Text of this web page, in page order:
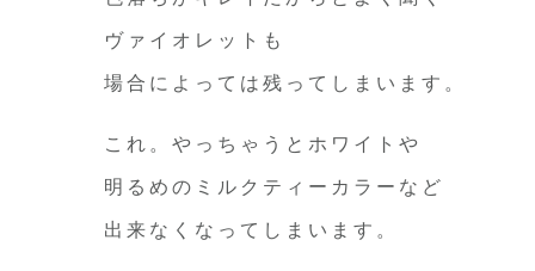
ヴァイオレットも
場合によっては残ってしまいます。
これ。やっちゃうとホワイトや
明るめのミルクティーカラーなど
出来なくなってしまいます。